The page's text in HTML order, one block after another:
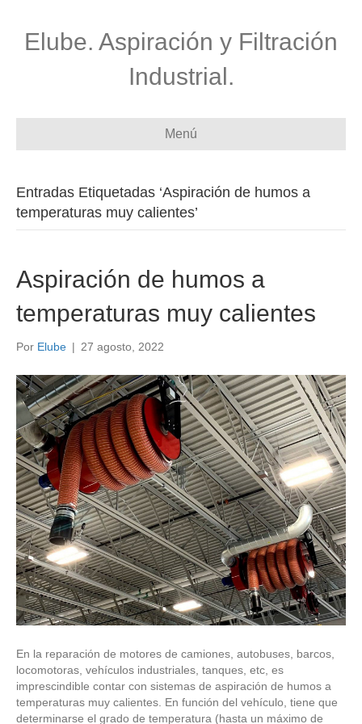
Elube. Aspiración y Filtración
Industrial.
Menú
Entradas Etiquetadas ‘Aspiración de humos a
temperaturas muy calientes’
Aspiración de humos a
temperaturas muy calientes
Por Elube | 27 agosto, 2022
En la reparación de motores de camiones, autobuses, barcos,
locomotoras, vehículos industriales, tanques, etc, es
imprescindible contar con sistemas de aspiración de humos a
temperaturas muy calientes. En función del vehículo, tiene que
determinarse el grado de temperatura (hasta un máximo de